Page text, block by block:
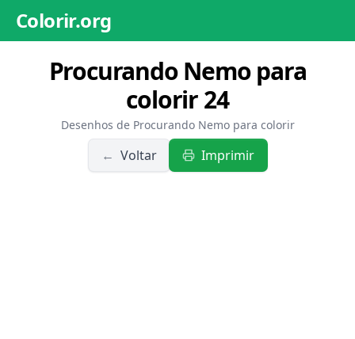
Colorir.org
Procurando Nemo para
colorir 24
Desenhos de Procurando Nemo para colorir
← Voltar Imprimir